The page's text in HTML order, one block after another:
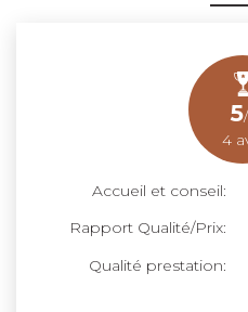
5
4
Accueil et conseil:
Rapport Qualité/Prix:
Qualité prestation: